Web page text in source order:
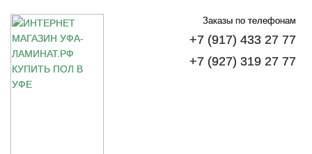
Заказы по телефонам
+7 (917) 433 27 77
+7 (927) 319 27 77